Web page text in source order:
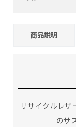
商品説明
リサイクルレザ
のサ